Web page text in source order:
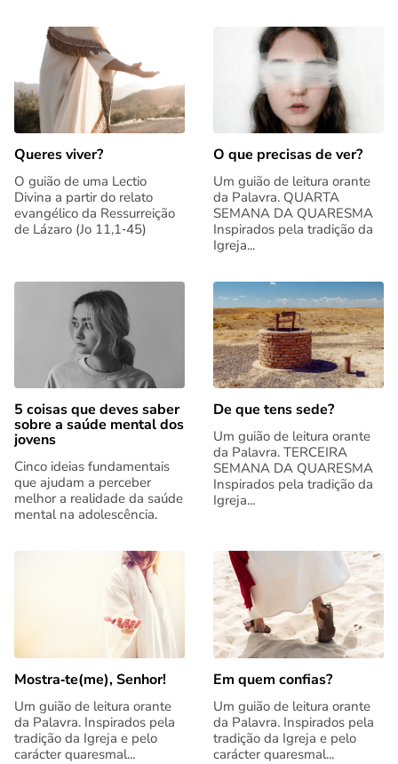
Queres viver?
O guião de uma Lectio
Divina a partir do relato
evangélico da Ressurreição
de Lázaro (Jo 11,1‑45)
O que precisas de ver?
Um guião de leitura orante
da Palavra. QUARTA
SEMANA DA QUARESMA
Inspirados pela tradição da
Igreja...
5 coisas que deves saber
sobre a saúde mental dos
jovens
Cinco ideias fundamentais
que ajudam a perceber
melhor a realidade da saúde
mental na adolescência.
De que tens sede?
Um guião de leitura orante
da Palavra. TERCEIRA
SEMANA DA QUARESMA
Inspirados pela tradição da
Igreja...
Mostra‑te(me), Senhor!
Um guião de leitura orante
da Palavra. Inspirados pela
tradição da Igreja e pelo
carácter quaresmal...
Em quem confias?
Um guião de leitura orante
da Palavra. Inspirados pela
tradição da Igreja e pelo
carácter quaresmal...